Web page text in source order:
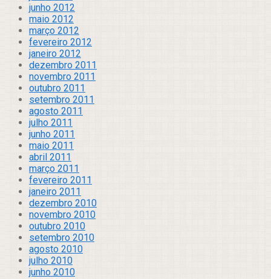
junho 2012
maio 2012
março 2012
fevereiro 2012
janeiro 2012
dezembro 2011
novembro 2011
outubro 2011
setembro 2011
agosto 2011
julho 2011
junho 2011
maio 2011
abril 2011
março 2011
fevereiro 2011
janeiro 2011
dezembro 2010
novembro 2010
outubro 2010
setembro 2010
agosto 2010
julho 2010
junho 2010